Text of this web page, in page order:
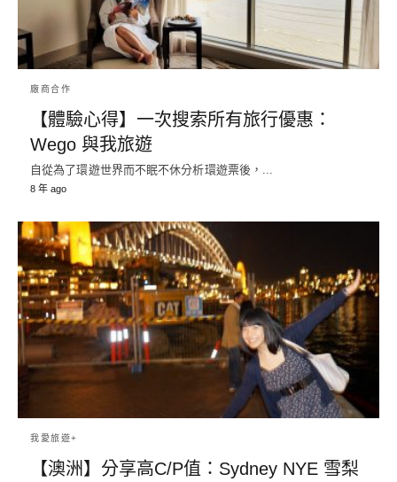
廠商合作
【體驗心得】一次搜索所有旅行優惠：
Wego 與我旅遊
自從為了環遊世界而不眠不休分析環遊票後，...
8 年 ago
我愛旅遊+
【澳洲】分享高C/P值：Sydney NYE 雪梨